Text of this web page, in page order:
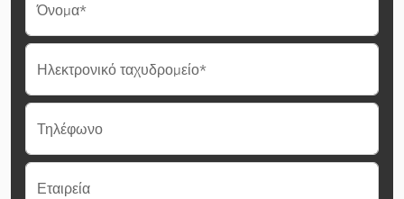
Όνομα*
Ηλεκτρονικό ταχυδρομείο*
Τηλέφωνο
Εταιρεία